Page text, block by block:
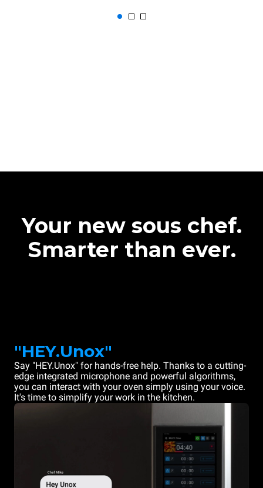
Your new sous chef.
Smarter than ever.
"HEY.Unox"
Say "HEY.Unox" for hands-free help. Thanks to a cutting-
edge integrated microphone and powerful algorithms,
you can interact with your oven simply using your voice.
It's time to simplify your work in the kitchen.